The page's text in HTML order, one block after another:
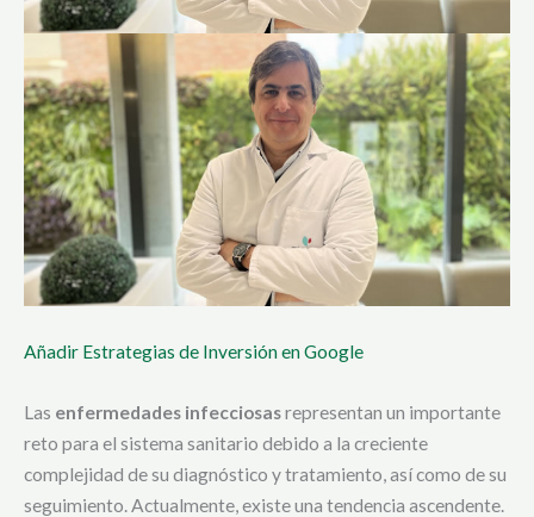
Añadir Estrategias de Inversión en Google
Las enfermedades infecciosasrepresentan un importante
reto para el sistema sanitario debido a la creciente
complejidad de su diagnóstico y tratamiento, así como de su
seguimiento. Actualmente, existe una tendencia ascendente.